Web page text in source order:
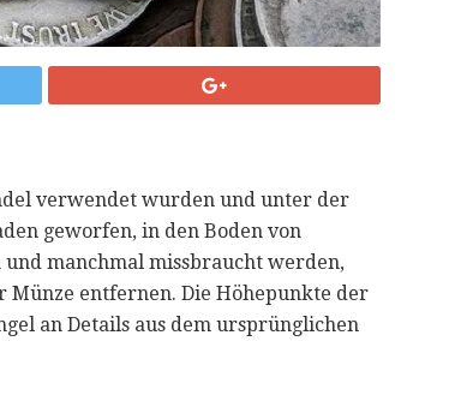
verwendet wurden und unter der
geworfen, in den Boden von
manchmal missbraucht werden,
entfernen. Die Höhepunkte der
an Details aus dem ursprünglichen